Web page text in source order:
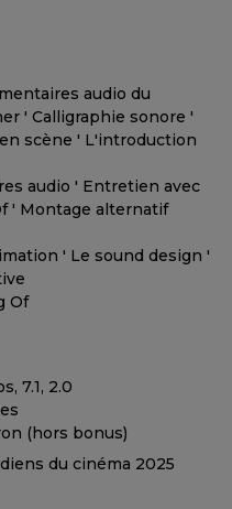
audio du
' Calligraphie sonore '
scène ' L'introduction
audio ' Entretien avec
' Montage alternatif
' Le sound design '
Of
7.1, 2.0
(hors bonus)
du cinéma 2025